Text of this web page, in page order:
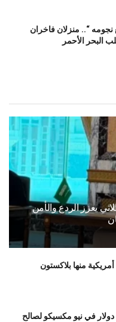
نجومه “.. منزلان فاخران
البحر الأحمر
يعزز الردع والأمن
منها بلاكستون
بدفع 567 مليون دولار في نيو مكسيكو لصالح